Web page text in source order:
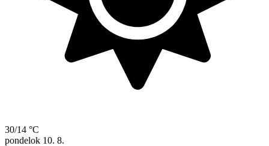
30/14 °C
pondelok 10. 8.